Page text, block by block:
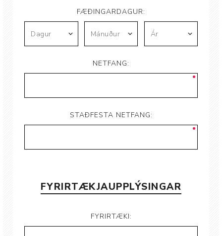
FÆÐINGARDAGUR:
NETFANG:
STAÐFESTA NETFANG:
FYRIRTÆKJAUPPLÝSINGAR
FYRIRTÆKI: